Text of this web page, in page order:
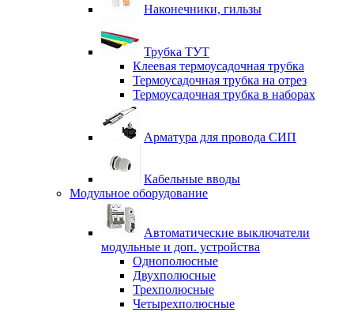
Наконечники, гильзы
Трубка ТУТ
Клеевая термоусадочная трубка
Термоусадочная трубка на отрез
Термоусадочная трубка в наборах
Арматура для провода СИП
Кабельные вводы
Модульное оборудование
Автоматические выключатели
модульные и доп. устройства
Однополюсные
Двухполюсные
Трехполюсные
Четырехполюсные